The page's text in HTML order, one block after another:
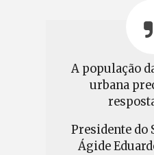
A população
urbana
Presidente do
Ágide